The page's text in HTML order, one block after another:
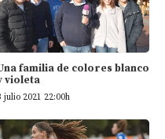
familia de colores blanco
violeta
julio 2021 22:00h